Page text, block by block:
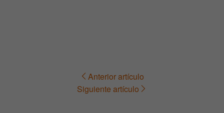
Navegación Anterior artículo
Siguiente artículo